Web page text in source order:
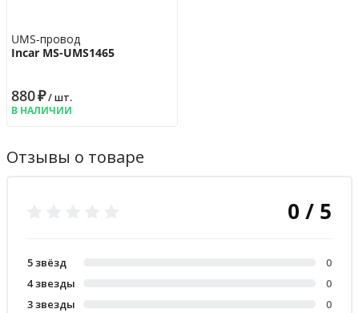
UMS-провод
Incar MS-UMS1465
880₽/ шт.
В НАЛИЧИИ
Отзывы о товаре
0 / 5
5 звёзд
0
4 звезды
0
3 звезды
0